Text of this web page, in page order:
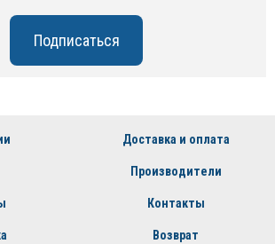
Доставка и оплата
Производители
Контакты
Возврат